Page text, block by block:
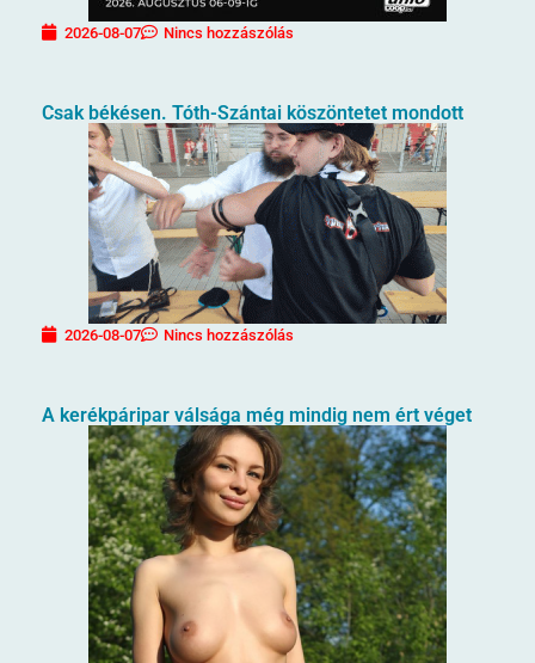
2026-08-07 Nincs hozzászólás
Csak békésen. Tóth-Szántai köszöntetet mondott
2026-08-07 Nincs hozzászólás
A kerékpáripar válsága még mindig nem ért véget